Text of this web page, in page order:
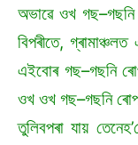
অভাৱে ওখ গছ–গছনি
বিপৰীতে,
এইবোৰ গছ–গছনি
ওখ ওখ গছ–গছনি
তুলিবপৰা যায়